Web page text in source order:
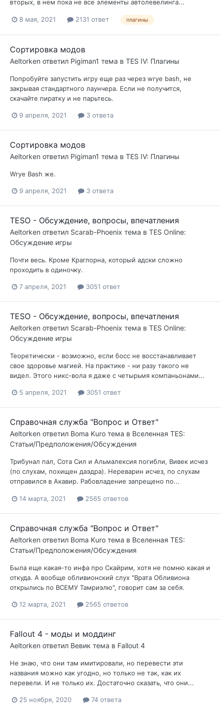
вторых, в нем пока не все элементы автолевелинга...
8 мая, 2021 2131 ответ плагины
Сортировка модов
Aeltorken ответил Pigiman1 тема в TES IV: Плагины
Попробуйте запустить игру еще раз через wrye bash, не
закрывая стандартного лаунчера. Если не получится,
скачайте пиратку и не парьтесь.
9 апреля, 2021 3 ответа
Сортировка модов
Aeltorken ответил Pigiman1 тема в TES IV: Плагины
Wrye Bash же.
9 апреля, 2021 3 ответа
TESO - Обсуждение, вопросы, впечатления
Aeltorken ответил Scarab-Phoenix тема в TES Online:
Обсуждение игры
Почти весь. Кроме Краглорна, который адски сложно
проходить в одиночку.
7 апреля, 2021 3051 ответ
TESO - Обсуждение, вопросы, впечатления
Aeltorken ответил Scarab-Phoenix тема в TES Online:
Обсуждение игры
Теоретически - возможно, если босс не восстанавливает
свое здоровье магией. На практике - ни разу такого не
видел. Этого никс-вола я даже с четырьмя компаньонами...
5 апреля, 2021 3051 ответ
Справочная служба "Вопрос и Ответ"
Aeltorken ответил Boma Kuro тема в Вселенная TES:
Статьи/Предположения/Обсуждения
Трибунал пал, Сота Сил и Альмалексия погибли, Вивек исчез
(по слухам, похищен даэдра). Нереварин исчез, по слухам
отправился в Акавир. Рабовладение запрещено по...
14 марта, 2021 2565 ответов
Справочная служба "Вопрос и Ответ"
Aeltorken ответил Boma Kuro тема в Вселенная TES:
Статьи/Предположения/Обсуждения
Была еще какая-то инфа про Скайрим, хотя не помню какая и
откуда. А вообще обливионский слух "Врата Обливиона
открылись по ВСЕМУ Тамриэлю", говорит сам за себя.
12 марта, 2021 2565 ответов
Fallout 4 - моды и моддинг
Aeltorken ответил Вевик тема в Fallout 4
Не знаю, что они там имитировали, но перевести эти
названия можно как угодно, но только не так, как их
перевели. И не только их. Достаточно сказать, что они...
25 ноября, 2020 74 ответа